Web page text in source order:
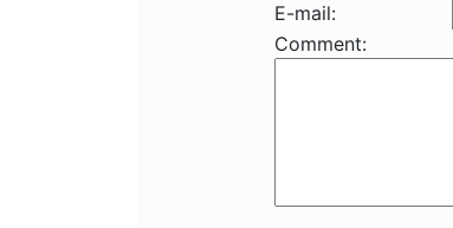
E-mail:
Comment: